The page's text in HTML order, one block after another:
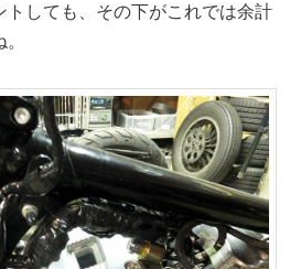
トしても、その下がこれでは余計